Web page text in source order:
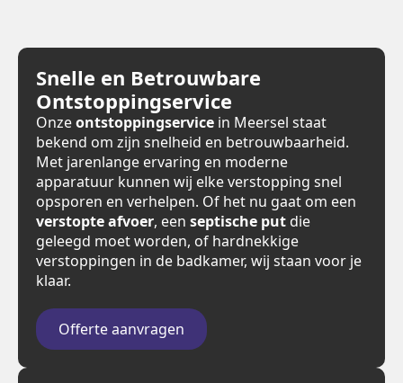
Snelle en Betrouwbare
Ontstoppingservice
Onzeontstoppingservice in Meersel staat
bekend om zijn snelheid en betrouwbaarheid.
Met jarenlange ervaring en moderne
apparatuur kunnen wij elke verstopping snel
opsporen en verhelpen. Of het nu gaat om een
verstopte afvoer, een septische put die
geleegd moet worden, of hardnekkige
verstoppingen in de badkamer, wij staan voor je
klaar.
Offerte aanvragen